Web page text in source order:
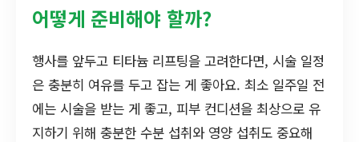
어떻게 준비해야 할까?
행사를 앞두고 티타늄 리프팅을 고려한다면, 시술 일정
은 충분히 여유를 두고 잡는 게 좋아요. 최소 일주일 전
에는 시술을 받는 게 좋고, 피부 컨디션을 최상으로 유
지하기 위해 충분한 수분 섭취와 영양 섭취도 중요해